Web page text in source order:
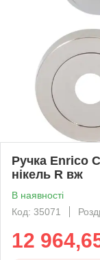
Ручка Enrico
нікель R вж
В наявності
Код: 35071
12